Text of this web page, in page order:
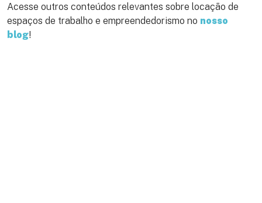
Acesse outros conteúdos relevantes sobre locação de
espaços de trabalho e empreendedorismo no nosso
blog!